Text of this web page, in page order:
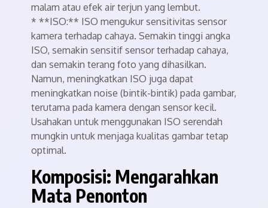
malam atau efek air terjun yang lembut.
* **ISO:** ISO mengukur sensitivitas sensor
kamera terhadap cahaya. Semakin tinggi angka
ISO, semakin sensitif sensor terhadap cahaya,
dan semakin terang foto yang dihasilkan.
Namun, meningkatkan ISO juga dapat
meningkatkan noise (bintik-bintik) pada gambar,
terutama pada kamera dengan sensor kecil.
Usahakan untuk menggunakan ISO serendah
mungkin untuk menjaga kualitas gambar tetap
optimal.
Komposisi: Mengarahkan
Mata Penonton